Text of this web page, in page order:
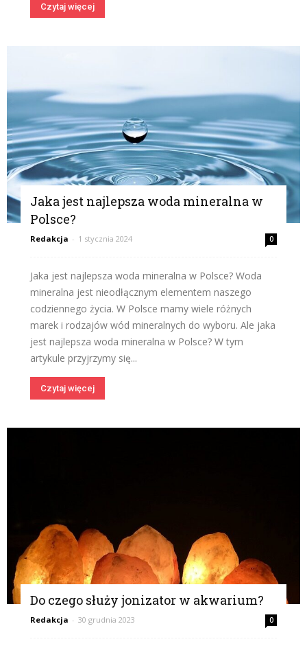
Czytaj więcej
Jaka jest najlepsza woda mineralna w
Polsce?
Redakcja - 1 stycznia 2024 0
Jaka jest najlepsza woda mineralna w Polsce? Woda
mineralna jest nieodłącznym elementem naszego
codziennego życia. W Polsce mamy wiele różnych
marek i rodzajów wód mineralnych do wyboru. Ale jaka
jest najlepsza woda mineralna w Polsce? W tym
artykule przyjrzymy się...
Czytaj więcej
Do czego służy jonizator w akwarium?
Redakcja - 30 grudnia 2023 0